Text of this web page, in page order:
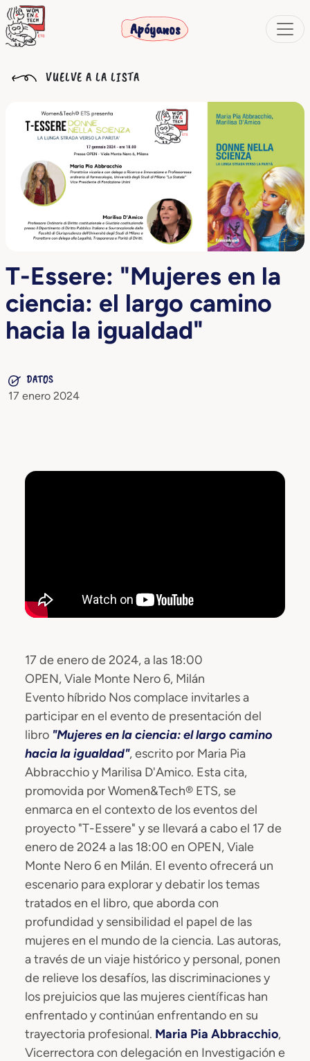
Apóyanos
VUELVE A LA LISTA
T-Essere: "Mujeres en la
ciencia: el largo camino
hacia la igualdad"
DATOS
17 enero 2024
17 de enero de 2024, a las 18:00
OPEN, Viale Monte Nero 6, Milán
Evento híbrido Nos complace invitarles a
participar en el evento de presentación del
libro "Mujeres en la ciencia: el largo camino
hacia la igualdad", escrito por Maria Pia
Abbracchio y Marilisa D'Amico. Esta cita,
promovida por Women&Tech® ETS, se
enmarca en el contexto de los eventos del
proyecto "T-Essere" y se llevará a cabo el 17 de
enero de 2024 a las 18:00 en OPEN, Viale
Monte Nero 6 en Milán. El evento ofrecerá un
escenario para explorar y debatir los temas
tratados en el libro, que aborda con
profundidad y sensibilidad el papel de las
mujeres en el mundo de la ciencia. Las autoras,
a través de un viaje histórico y personal, ponen
de relieve los desafíos, las discriminaciones y
los prejuicios que las mujeres científicas han
enfrentado y continúan enfrentando en su
trayectoria profesional. Maria Pia Abbracchio,
Vicerrectora con delegación en Investigación e